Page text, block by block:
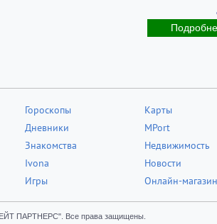
Гороскопы
Дневники
Знакомства
Ivona
Игры
Карты
MPort
Недвижимость
Новости
Онлайн-магазин
ПАРТНЕРС". Все права защищены.